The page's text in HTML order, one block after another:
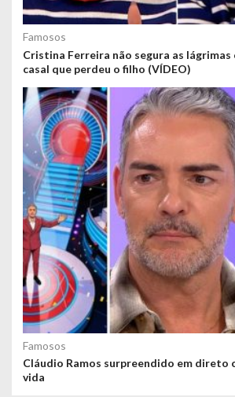
Famosos
Cristina Ferreira não segura as
casal que perdeu o filho (VÍDEO)
Famosos
Cláudio Ramos surpreendido em direto
vida